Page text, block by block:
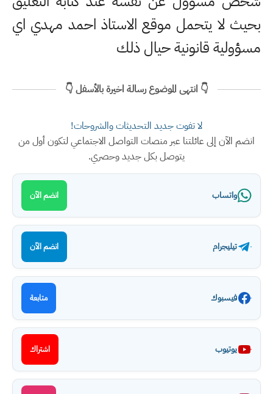
بحيث لا يتحمل موقع الاستاذ احمد مهدي اي
مسؤولية قانونية حيال ذلك
👇 انتهى الموضوع رسالة اخيرة بالأسفل 👇
لا تفوت جديد التحديثات والشروحات!
انضم الآن إلى عائلتنا عبر منصات التواصل الاجتماعي لتكون أول من
يتوصل بكل جديد وحصري.
واتساب انضم الآن
تيليجرام انضم الآن
فيسبوك متابعة
يوتيوب اشتراك